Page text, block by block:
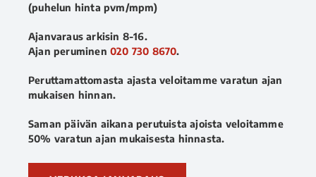
(puhelun hinta pvm/mpm)
Ajanvaraus arkisin 8-16.
Ajan peruminen 020 730 8670.
Peruttamattomasta ajasta veloitamme varatun ajan
mukaisen hinnan.
Saman päivän aikana perutuista ajoista veloitamme
50% varatun ajan mukaisesta hinnasta.